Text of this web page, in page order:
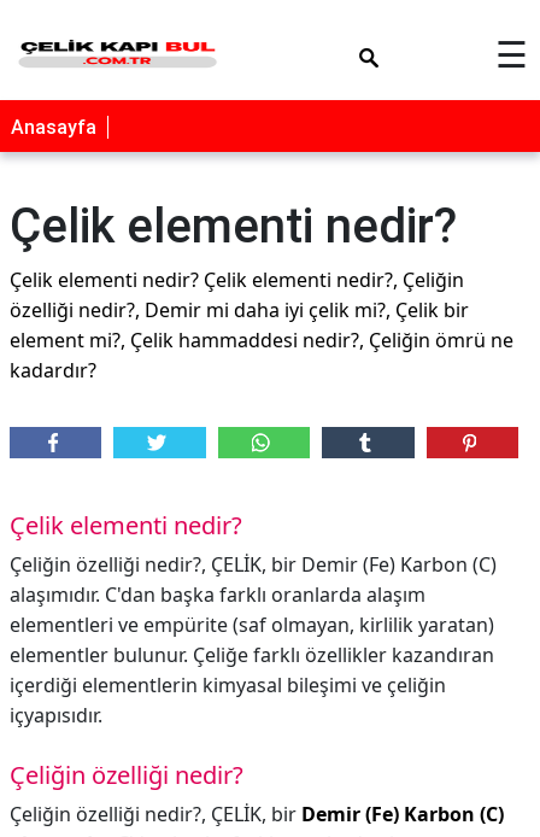
☰
Anasayfa
Çelik elementi nedir?
Çelik elementi nedir? Çelik elementi nedir?, Çeliğin
özelliği nedir?, Demir mi daha iyi çelik mi?, Çelik bir
element mi?, Çelik hammaddesi nedir?, Çeliğin ömrü ne
kadardır?
Çelik elementi nedir?
Çeliğin özelliği nedir?, ÇELİK, bir Demir (Fe) Karbon (C)
alaşımıdır. C'dan başka farklı oranlarda alaşım
elementleri ve empürite (saf olmayan, kirlilik yaratan)
elementler bulunur. Çeliğe farklı özellikler kazandıran
içerdiği elementlerin kimyasal bileşimi ve çeliğin
içyapısıdır.
Çeliğin özelliği nedir?
Çeliğin özelliği nedir?, ÇELİK, bir Demir (Fe) Karbon (C)